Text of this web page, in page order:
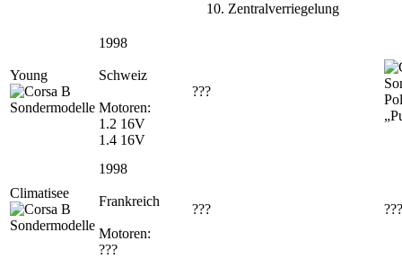
Zentralverriegelung
Young
1998
Schweiz
Motoren:
1.2 16V
1.4 16V
???
Climatisee
1998
Frankreich
Motoren:
???
??? ???